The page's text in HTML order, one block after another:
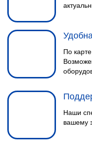
По
Наши
вашему